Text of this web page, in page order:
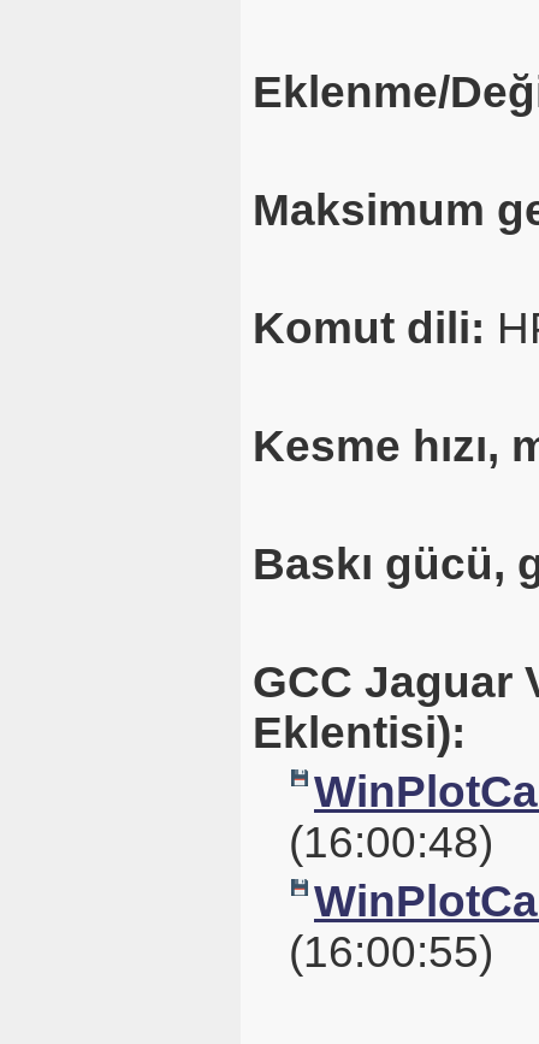
Eklenme/
Maksimum
Komut dili:
Kesme hızı,
Baskı gücü,
GCC Jaguar
Eklentisi):
(16:00:48)
(16:00:55)